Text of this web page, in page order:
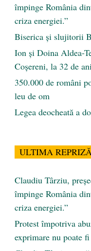
împinge România
criza energiei.”
Biserica și slujitorii
Ion și Doina Aldea-
Coșereni, la 32 de
350.000 de români
leu de om
Legea deocheată a
ULTIMA REPRIZĂ
Claudiu Târziu,
împinge România
criza energiei.”
Protest împotriva
exprimare nu poate